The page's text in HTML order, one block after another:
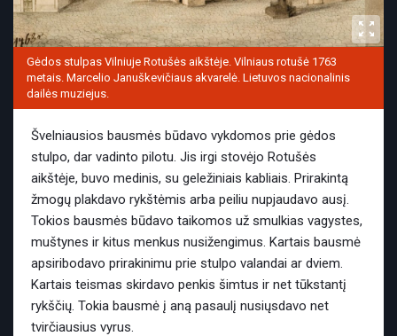
Gėdos stulpas Vilniuje Rotušės aikštėje. Vilniaus rotušė 1763
metais. Marcelio Januškevičiaus akvarelė. Lietuvos nacionalinis
dailės muziejus.
Švelniausios bausmės būdavo vykdomos prie gėdos
stulpo, dar vadinto pilotu. Jis irgi stovėjo Rotušės
aikštėje, buvo medinis, su geležiniais kabliais. Prirakintą
žmogų plakdavo rykštėmis arba peiliu nupjaudavo ausį.
Tokios bausmės būdavo taikomos už smulkias vagystes,
muštynes ir kitus menkus nusižengimus. Kartais bausmė
apsiribodavo prirakinimu prie stulpo valandai ar dviem.
Kartais teismas skirdavo penkis šimtus ir net tūkstantį
rykščių. Tokia bausmė į aną pasaulį nusiųsdavo net
tvirčiausius vyrus.